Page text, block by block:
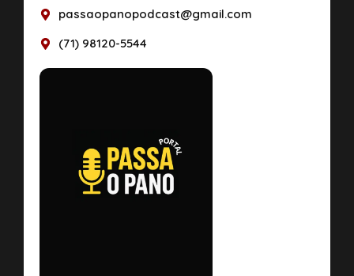
passaopanopodcast@gmail.com
(71) 98120-5544